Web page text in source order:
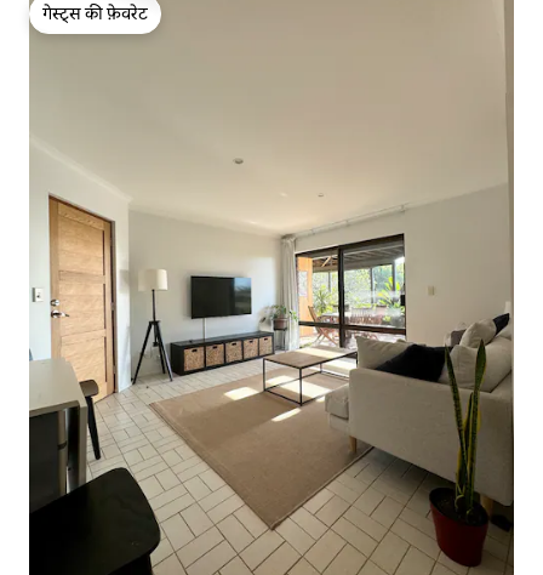
गेस्ट्स की फ़ेवरेट
गेस्ट्स की फ़ेवरेट